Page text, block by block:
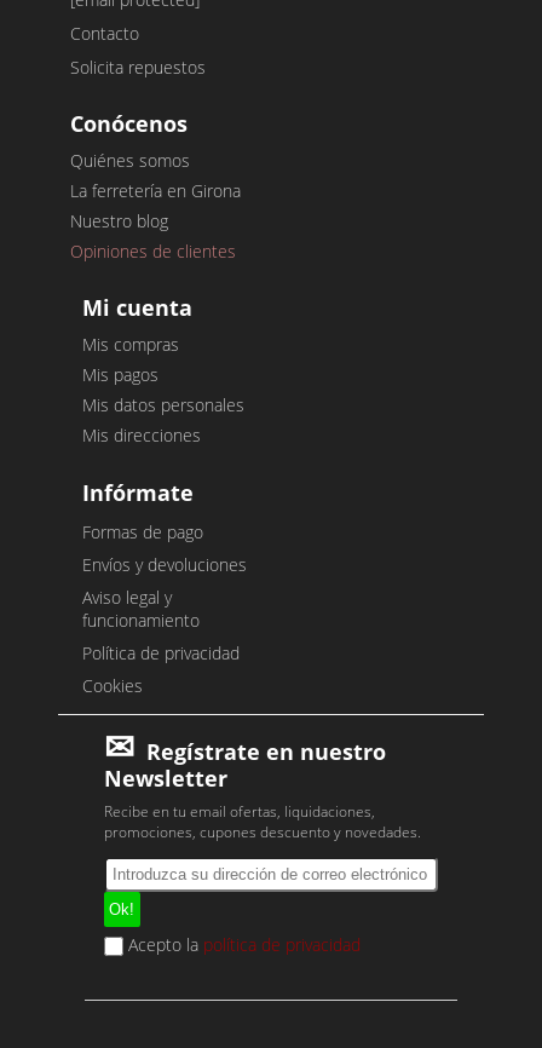
Contacto
Solicita repuestos
Conócenos
Quiénes somos
La ferretería en Girona
Nuestro blog
Opiniones de clientes
Mi cuenta
Mis compras
Mis pagos
Mis datos personales
Mis direcciones
Infórmate
Formas de pago
Envíos y devoluciones
Aviso legal y
funcionamiento
Política de privacidad
Cookies
Regístrate en nuestro
Newsletter
Recibe en tu email ofertas, liquidaciones,
promociones, cupones descuento y novedades.
Acepto la política de privacidad